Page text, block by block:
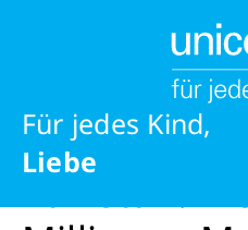
Für jedes Kind,
jedes Recht
Ausbildung
Möglichkeiten
Liebe
Wonach suchen Sie?
Pakistan:
Pakistan: